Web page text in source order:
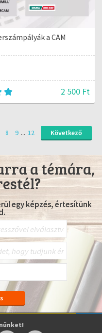
a CAM
2 500 Ft
8 9 ... 12 Következő
a témára,
egy képzés, értesítünk